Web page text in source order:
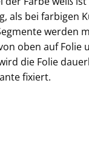
als bei farbigen
werden
oben auf Folie
die Folie
fixiert.